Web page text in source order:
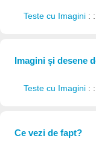
Teste cu Imagini :
Imagini și desene
Teste cu Imagini :
Ce vezi de fapt?